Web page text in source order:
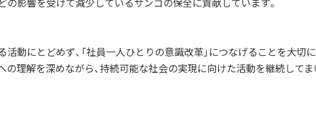
動にとどめず、「社員一人ひとりの意識改革」につなげることを大切に
の理解を深めながら、持続可能な社会の実現に向けた活動を継続してま